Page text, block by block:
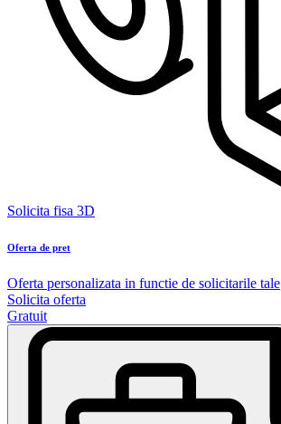
Solicita fisa 3D
Oferta de pret
Oferta personalizata in functie de solicitarile tale
Solicita oferta
Gratuit